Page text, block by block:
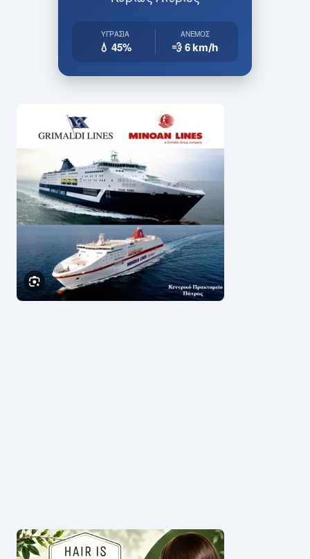
ΥΓΡΑΣΊΑ
💧 45%
ΆΝΕΜΟΣ
💨 6km/h